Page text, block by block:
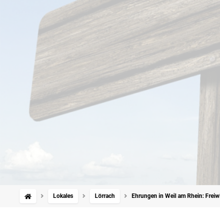
Lokales Lörrach Ehrungen in Weil am Rhein: